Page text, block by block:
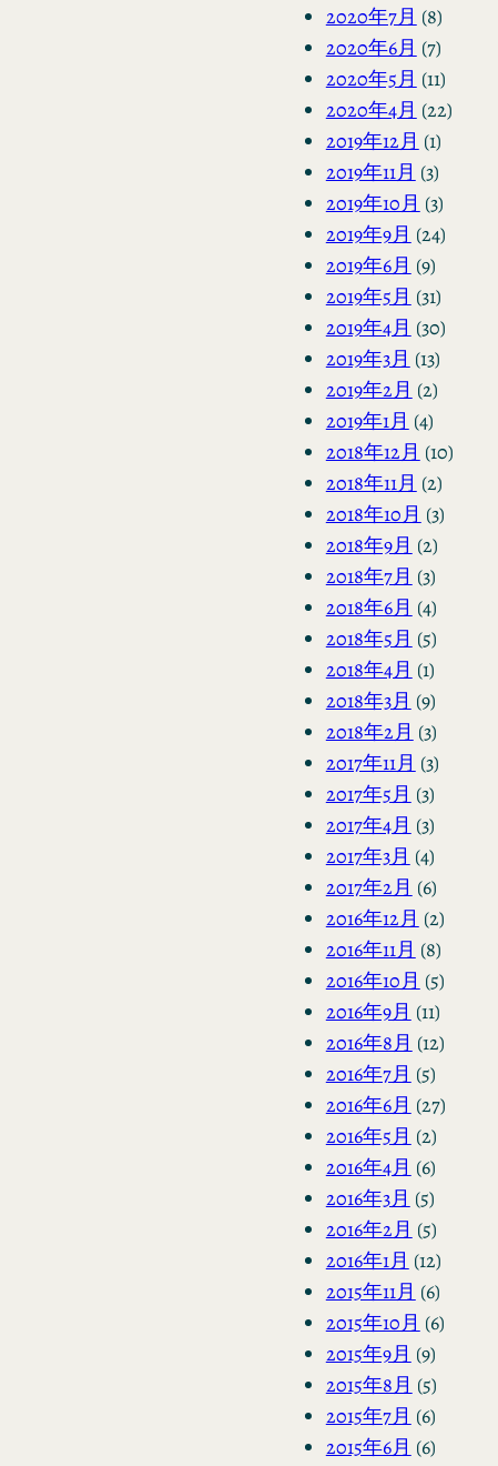
2020年7月 (8)
2020年6月 (7)
2020年5月 (11)
2020年4月 (22)
2019年12月 (1)
2019年11月 (3)
2019年10月 (3)
2019年9月 (24)
2019年6月 (9)
2019年5月 (31)
2019年4月 (30)
2019年3月 (13)
2019年2月 (2)
2019年1月 (4)
2018年12月 (10)
2018年11月 (2)
2018年10月 (3)
2018年9月 (2)
2018年7月 (3)
2018年6月 (4)
2018年5月 (5)
2018年4月 (1)
2018年3月 (9)
2018年2月 (3)
2017年11月 (3)
2017年5月 (3)
2017年4月 (3)
2017年3月 (4)
2017年2月 (6)
2016年12月 (2)
2016年11月 (8)
2016年10月 (5)
2016年9月 (11)
2016年8月 (12)
2016年7月 (5)
2016年6月 (27)
2016年5月 (2)
2016年4月 (6)
2016年3月 (5)
2016年2月 (5)
2016年1月 (12)
2015年11月 (6)
2015年10月 (6)
2015年9月 (9)
2015年8月 (5)
2015年7月 (6)
2015年6月 (6)